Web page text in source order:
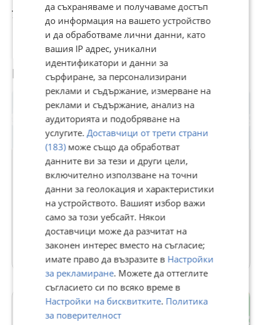
71 € 15,34 € 15 €
Потребител
GRAND LUXE
В Bazar.BG от 22 април 2022г.
Последно активен днес в 11:28 ч.
27469 Обяви
Драгалевци
гр. София
да съхраняваме и получаваме достъп
до информация на вашето устройство
и да обработваме лични данни, като
вашия IP адрес, уникални
идентификатори и данни за
сърфиране, за персонализирани
реклами и съдържание, измерване на
реклами и съдържание, анализ на
аудиторията и подобряване на
услугите.Доставчици от трети страни
(183)може също да обработват
данните ви за тези и други цели,
включително използване на точни
данни за геолокация и характеристики
на устройството. Вашият избор важи
само за този уебсайт. Някои
доставчици може да разчитат на
законен интерес вместо на съгласие;
имате право да възразите в Настройки
за рекламиране. Можете да оттеглите
съгласието си по всяко време в
Настройки на бисквитките. Политика
за поверителност